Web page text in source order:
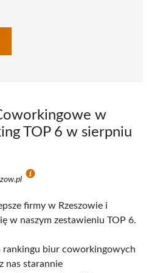
w
TOP 6 w sierpniu
firmy w Rzeszowie i
w naszym zestawieniu TOP 6.
rankingu biur coworkingowych
nas starannie